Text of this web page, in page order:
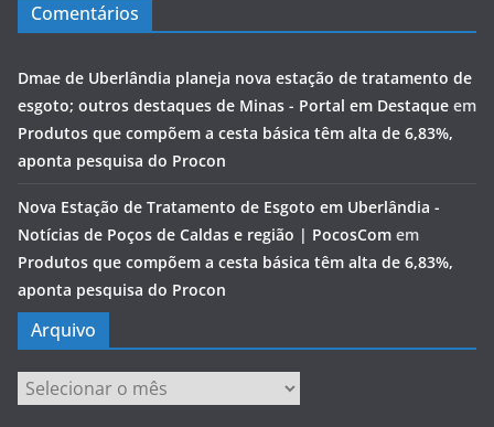
Comentários
Dmae de Uberlândia planeja nova estação de tratamento de
esgoto; outros destaques de Minas - Portal em Destaque em
Produtos que compõem a cesta básica têm alta de 6,83%,
aponta pesquisa do Procon
Nova Estação de Tratamento de Esgoto em Uberlândia -
Notícias de Poços de Caldas e região | PocosCom em
Produtos que compõem a cesta básica têm alta de 6,83%,
aponta pesquisa do Procon
Arquivo
Arquivo